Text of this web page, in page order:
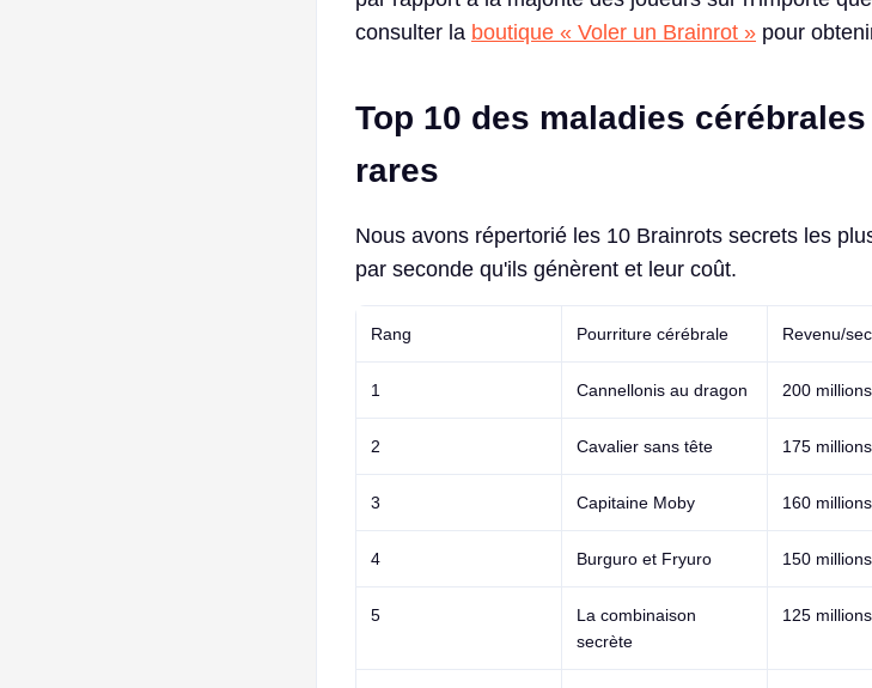
consulter la boutique « Voler un Brainrot » pour
Top 10 des maladies
rares
Nous avons répertorié les 10 Brainrots secrets les
par seconde qu'ils génèrent et leur coût.
Rang Pourriture cérébrale Revenu/sec
1 Cannellonis au dragon 200
2 Cavalier sans tête 175
3 Capitaine Moby 160
4 Burguro et Fryuro 150
5
La combinaison
secrète
125